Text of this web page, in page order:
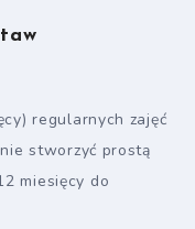
regularnych zajęć
stworzyć prostą
miesięcy do